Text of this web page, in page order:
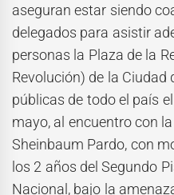
aseguran estar siendo
delegados para asistir
personas la Plaza de la
Revolución) de la Ciudad
públicas de todo el país
mayo, al encuentro con
Sheinbaum Pardo, con
los 2 años del Segundo
Nacional, bajo la